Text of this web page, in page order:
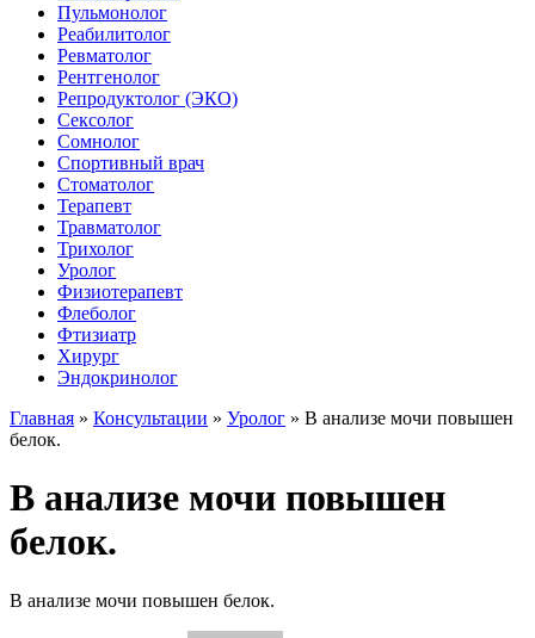
Пульмонолог
Реабилитолог
Ревматолог
Рентгенолог
Репродуктолог (ЭКО)
Сексолог
Сомнолог
Спортивный врач
Стоматолог
Терапевт
Травматолог
Трихолог
Уролог
Физиотерапевт
Флеболог
Фтизиатр
Хирург
Эндокринолог
Главная » Консультации » Уролог » В анализе мочи повышен
белок.
В анализе мочи повышен
белок.
В анализе мочи повышен белок.